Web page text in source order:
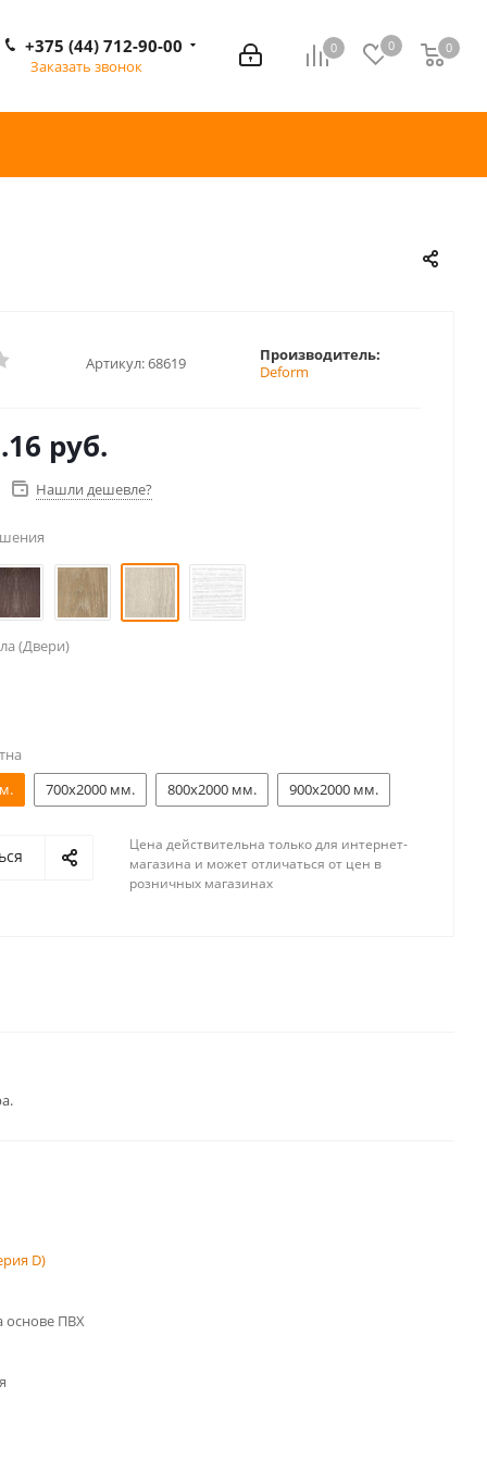
0 0 0
0
+375 (44) 712-90-00
Заказать звонок
Артикул:68619
Производитель:
Deform
руб.
Нашли дешевле?
(Двери)
700x2000 мм. 800x2000 мм. 900x2000 мм.
Цена действительна только для интернет-
магазина и может отличаться от цен в
розничных магазинах
D)
основе ПВХ